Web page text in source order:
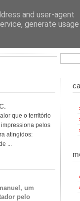
que o território
pelos
atingidos:
...
um
pelo
and user-agent
generate usage